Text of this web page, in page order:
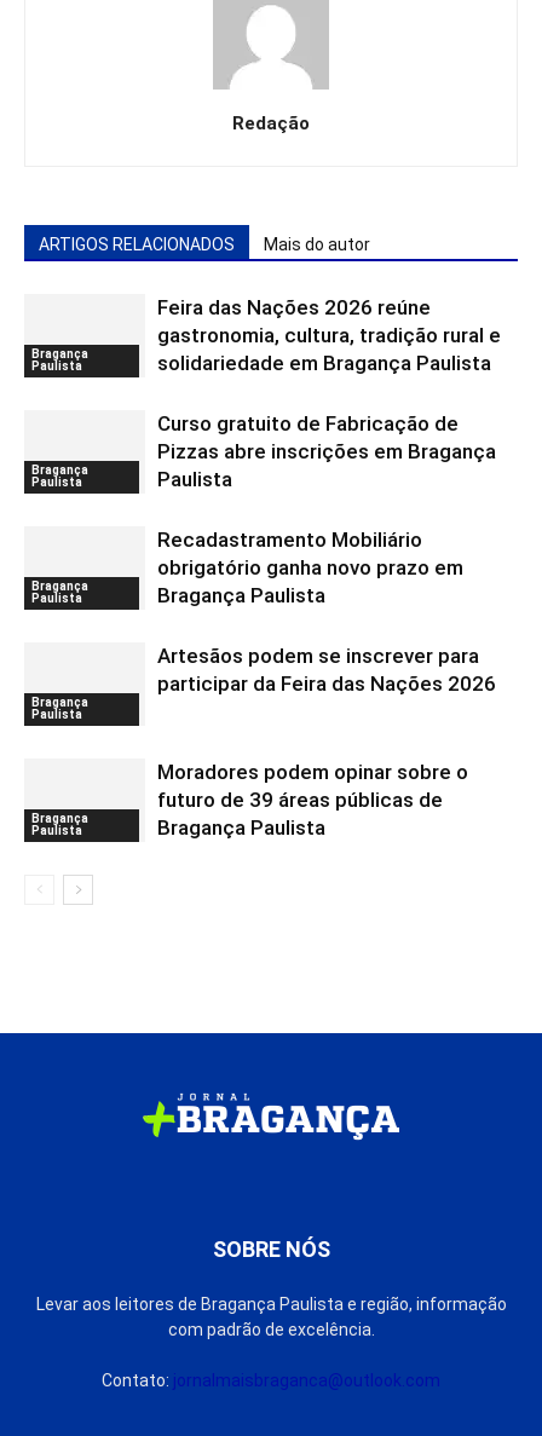
Redação
ARTIGOS RELACIONADOS Mais do autor
Bragança
Paulista
Feira das Nações 2026 reúne
gastronomia, cultura, tradição rural e
solidariedade em Bragança Paulista
Bragança
Paulista
Curso gratuito de Fabricação de
Pizzas abre inscrições em Bragança
Paulista
Bragança
Paulista
Recadastramento Mobiliário
obrigatório ganha novo prazo em
Bragança Paulista
Bragança
Paulista
Artesãos podem se inscrever para
participar da Feira das Nações 2026
Bragança
Paulista
Moradores podem opinar sobre o
futuro de 39 áreas públicas de
Bragança Paulista
SOBRE NÓS
Levar aos leitores de Bragança Paulista e região, informação
com padrão de excelência.
Contato: jornalmaisbraganca@outlook.com